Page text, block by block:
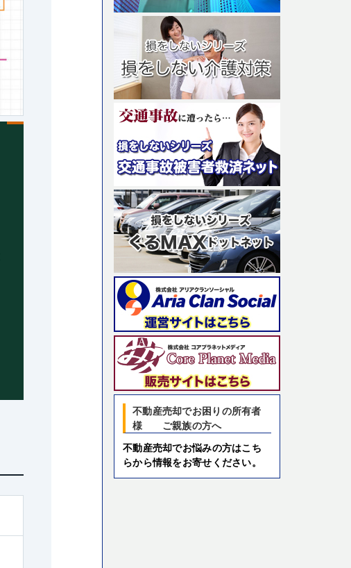
不動産売却でお困りの所有者
様 ご親族の方へ
不動産売却でお悩みの方はこち
らから情報をお寄せください。